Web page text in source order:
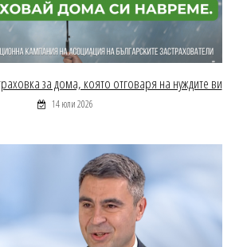
за дома, която отговаря на нуждите ви
14 юли 2026